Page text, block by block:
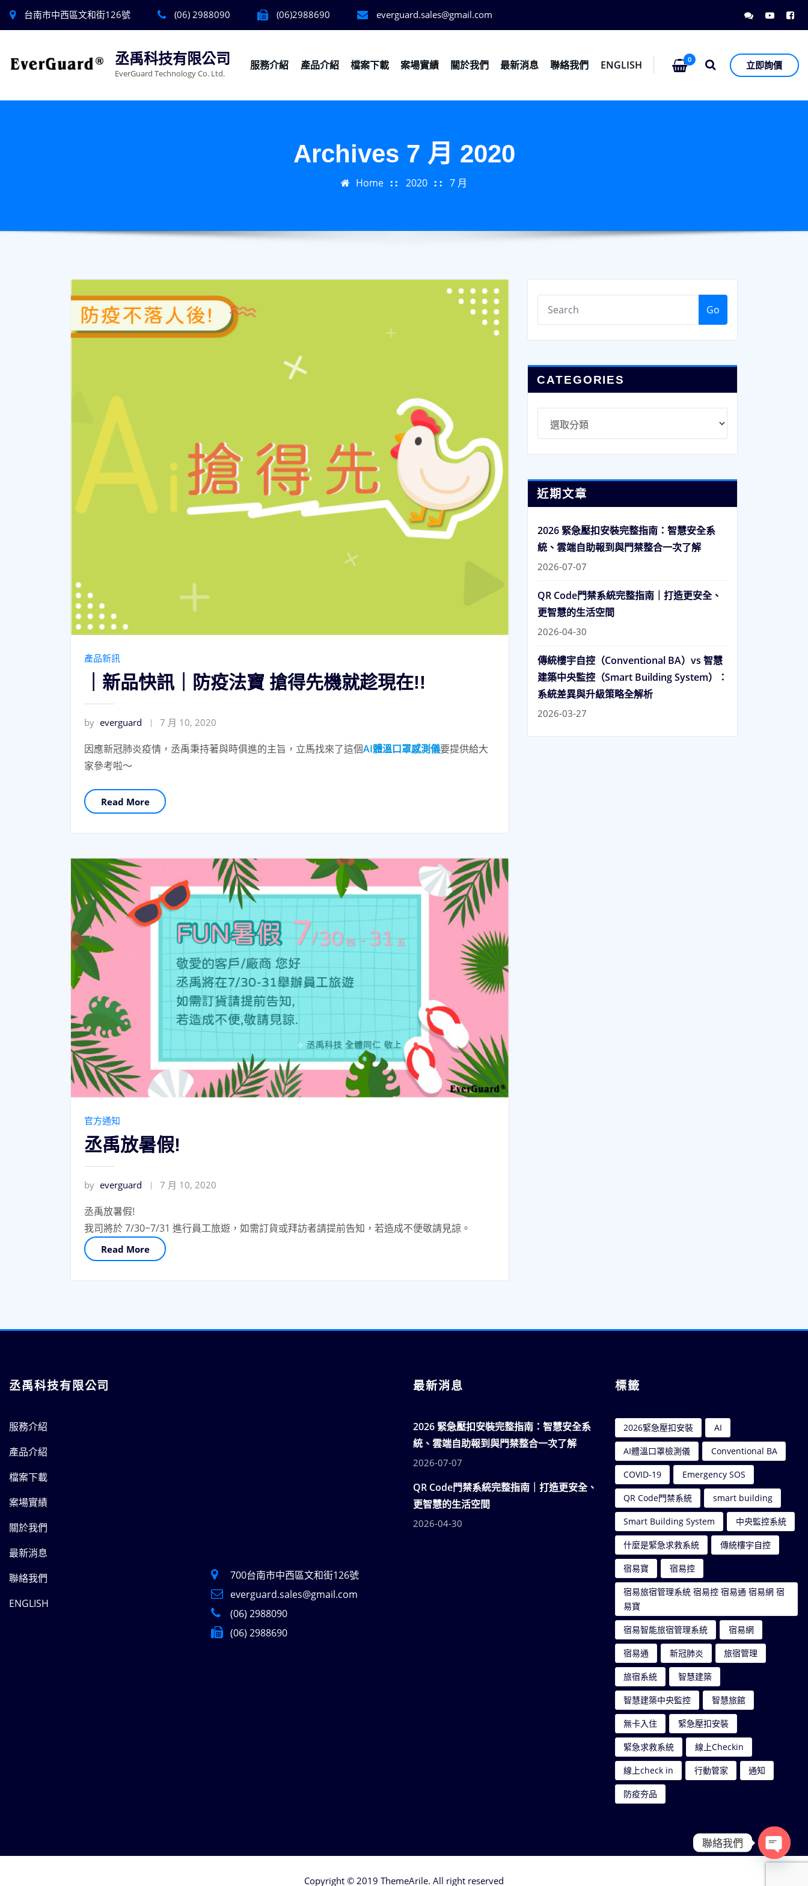
台南市中西區文和街126號 (06) 2988090 (06)2988690 everguard.sales@gmail.com
丞禹科技有限公司
EverGuard Technology Co. Ltd.
服務介紹 產品介紹 檔案下載 案場實績 關於我們 最新消息 聯絡我們 ENGLISH 0 立即詢價
Archives 7 月 2020
Home 2020 7 月
產品新訊
｜新品快訊｜防疫法寶 搶得先機就趁現在!!
by everguard 7 月 10, 2020
因應新冠肺炎疫情，丞禹秉持著與時俱進的主旨，立馬找來了這個AI體溫口罩感測儀要提供給大
家參考啦～
Read More
官方通知
丞禹放暑假!
by everguard 7 月 10, 2020
丞禹放暑假!
我司將於 7/30~7/31 進行員工旅遊，如需訂貨或拜訪者請提前告知，若造成不便敬請見諒。
Read More
Go
CATEGORIES
近期文章
2026 緊急壓扣安裝完整指南：智慧安全系
統、雲端自助報到與門禁整合一次了解
2026-07-07
QR Code門禁系統完整指南｜打造更安全、
更智慧的生活空間
2026-04-30
傳統樓宇自控（Conventional BA）vs 智慧
建築中央監控（Smart Building System）：
系統差異與升級策略全解析
2026-03-27
丞禹科技有限公司
服務介紹
產品介紹
檔案下載
案場實績
關於我們
最新消息
聯絡我們
ENGLISH
700台南市中西區文和街126號
everguard.sales@gmail.com
(06) 2988090
(06) 2988690
最新消息
2026 緊急壓扣安裝完整指南：智慧安全系
統、雲端自助報到與門禁整合一次了解
2026-07-07
QR Code門禁系統完整指南｜打造更安全、
更智慧的生活空間
2026-04-30
標籤
2026緊急壓扣安裝 AI
AI體溫口罩檢測儀 Conventional BA
COVID-19 Emergency SOS
QR Code門禁系統 smart building
Smart Building System 中央監控系統
什麼是緊急求救系統 傳統樓宇自控
宿易寶 宿易控
宿易旅宿管理系統 宿易控 宿易通 宿易網 宿
易寶
宿易智能旅宿管理系統 宿易網
宿易通 新冠肺炎 旅宿管理
旅宿系統 智慧建築
智慧建築中央監控 智慧旅館
無卡入住 緊急壓扣安裝
緊急求救系統 線上Checkin
線上check in 行動管家 通知
防疫夯品
Copyright © 2019 ThemeArile. All right reserved
聯絡我們
Open